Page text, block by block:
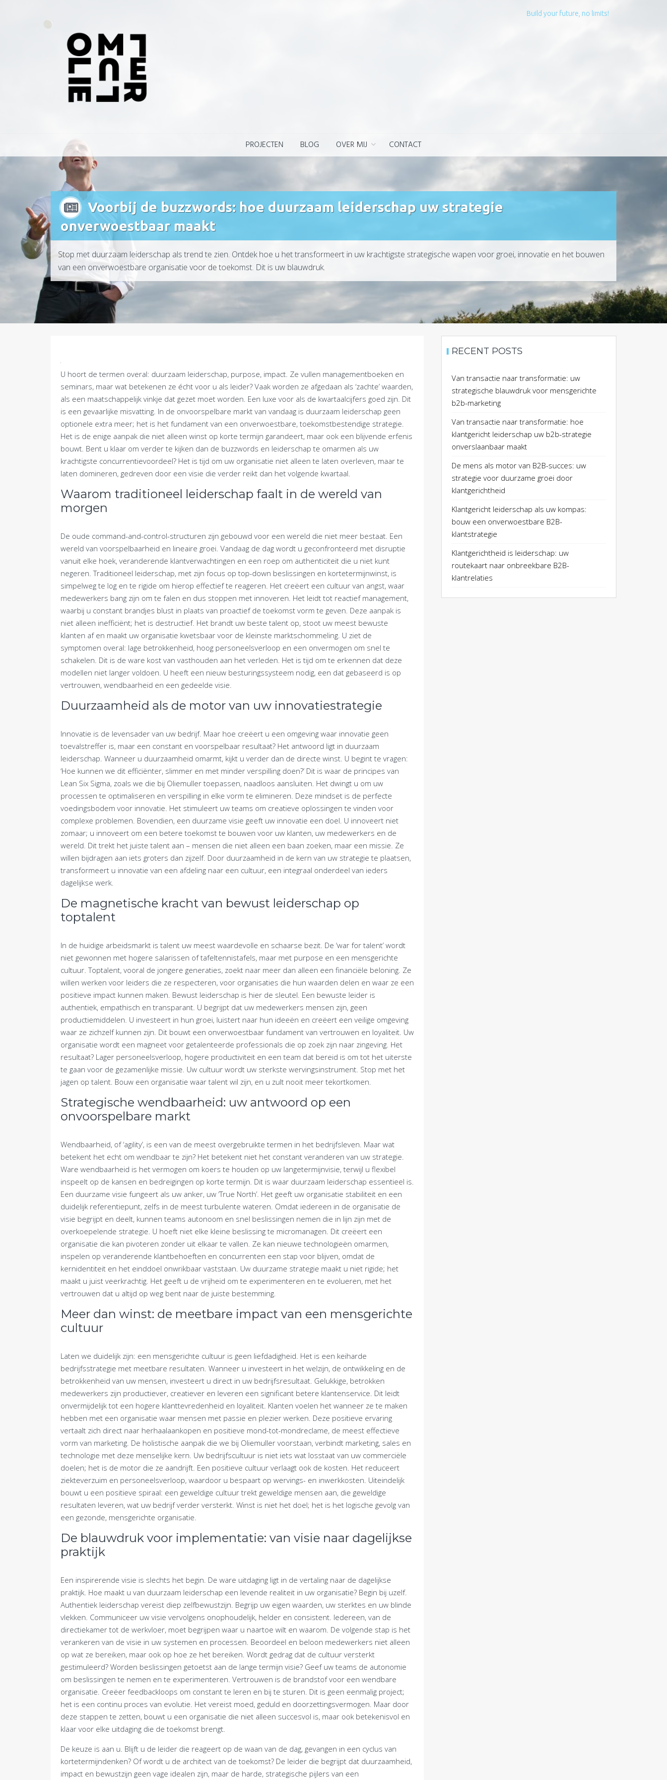
Build your future, no limits!
PROJECTEN BLOG OVER MIJ CONTACT
Voorbij de buzzwords: hoe duurzaam leiderschap uw strategie
onverwoestbaar maakt
Stop met duurzaam leiderschap als trend te zien. Ontdek hoe u het transformeert in uw krachtigste strategische wapen voor groei, innovatie en het bouwen
van een onverwoestbare organisatie voor de toekomst. Dit is uw blauwdruk.
U hoort de termen overal: duurzaam leiderschap, purpose, impact. Ze vullen managementboeken en
seminars, maar wat betekenen ze écht voor u als leider? Vaak worden ze afgedaan als ‘zachte’ waarden,
als een maatschappelijk vinkje dat gezet moet worden. Een luxe voor als de kwartaalcijfers goed zijn. Dit
is een gevaarlijke misvatting. In de onvoorspelbare markt van vandaag is duurzaam leiderschap geen
optionele extra meer; het is het fundament van een onverwoestbare, toekomstbestendige strategie.
Het is de enige aanpak die niet alleen winst op korte termijn garandeert, maar ook een blijvende erfenis
bouwt. Bent u klaar om verder te kijken dan de buzzwords en leiderschap te omarmen als uw
krachtigste concurrentievoordeel? Het is tijd om uw organisatie niet alleen te laten overleven, maar te
laten domineren, gedreven door een visie die verder reikt dan het volgende kwartaal.
Waarom traditioneel leiderschap faalt in de wereld van
morgen
De oude command-and-control-structuren zijn gebouwd voor een wereld die niet meer bestaat. Een
wereld van voorspelbaarheid en lineaire groei. Vandaag de dag wordt u geconfronteerd met disruptie
vanuit elke hoek, veranderende klantverwachtingen en een roep om authenticiteit die u niet kunt
negeren. Traditioneel leiderschap, met zijn focus op top-down beslissingen en kortetermijnwinst, is
simpelweg te log en te rigide om hierop effectief te reageren. Het creëert een cultuur van angst, waar
medewerkers bang zijn om te falen en dus stoppen met innoveren. Het leidt tot reactief management,
waarbij u constant brandjes blust in plaats van proactief de toekomst vorm te geven. Deze aanpak is
niet alleen inefficiënt; het is destructief. Het brandt uw beste talent op, stoot uw meest bewuste
klanten af en maakt uw organisatie kwetsbaar voor de kleinste marktschommeling. U ziet de
symptomen overal: lage betrokkenheid, hoog personeelsverloop en een onvermogen om snel te
schakelen. Dit is de ware kost van vasthouden aan het verleden. Het is tijd om te erkennen dat deze
modellen niet langer voldoen. U heeft een nieuw besturingssysteem nodig, een dat gebaseerd is op
vertrouwen, wendbaarheid en een gedeelde visie.
Duurzaamheid als de motor van uw innovatiestrategie
Innovatie is de levensader van uw bedrijf. Maar hoe creëert u een omgeving waar innovatie geen
toevalstreffer is, maar een constant en voorspelbaar resultaat? Het antwoord ligt in duurzaam
leiderschap. Wanneer u duurzaamheid omarmt, kijkt u verder dan de directe winst. U begint te vragen:
‘Hoe kunnen we dit efficiënter, slimmer en met minder verspilling doen?’ Dit is waar de principes van
Lean Six Sigma, zoals we die bij Oliemuller toepassen, naadloos aansluiten. Het dwingt u om uw
processen te optimaliseren en verspilling in elke vorm te elimineren. Deze mindset is de perfecte
voedingsbodem voor innovatie. Het stimuleert uw teams om creatieve oplossingen te vinden voor
complexe problemen. Bovendien, een duurzame visie geeft uw innovatie een doel. U innoveert niet
zomaar; u innoveert om een betere toekomst te bouwen voor uw klanten, uw medewerkers en de
wereld. Dit trekt het juiste talent aan – mensen die niet alleen een baan zoeken, maar een missie. Ze
willen bijdragen aan iets groters dan zijzelf. Door duurzaamheid in de kern van uw strategie te plaatsen,
transformeert u innovatie van een afdeling naar een cultuur, een integraal onderdeel van ieders
dagelijkse werk.
De magnetische kracht van bewust leiderschap op
toptalent
In de huidige arbeidsmarkt is talent uw meest waardevolle en schaarse bezit. De ‘war for talent’ wordt
niet gewonnen met hogere salarissen of tafeltennistafels, maar met purpose en een mensgerichte
cultuur. Toptalent, vooral de jongere generaties, zoekt naar meer dan alleen een financiële beloning. Ze
willen werken voor leiders die ze respecteren, voor organisaties die hun waarden delen en waar ze een
positieve impact kunnen maken. Bewust leiderschap is hier de sleutel. Een bewuste leider is
authentiek, empathisch en transparant. U begrijpt dat uw medewerkers mensen zijn, geen
productiemiddelen. U investeert in hun groei, luistert naar hun ideeën en creëert een veilige omgeving
waar ze zichzelf kunnen zijn. Dit bouwt een onverwoestbaar fundament van vertrouwen en loyaliteit. Uw
organisatie wordt een magneet voor getalenteerde professionals die op zoek zijn naar zingeving. Het
resultaat? Lager personeelsverloop, hogere productiviteit en een team dat bereid is om tot het uiterste
te gaan voor de gezamenlijke missie. Uw cultuur wordt uw sterkste wervingsinstrument. Stop met het
jagen op talent. Bouw een organisatie waar talent wil zijn, en u zult nooit meer tekortkomen.
Strategische wendbaarheid: uw antwoord op een
onvoorspelbare markt
Wendbaarheid, of ‘agility’, is een van de meest overgebruikte termen in het bedrijfsleven. Maar wat
betekent het echt om wendbaar te zijn? Het betekent niet het constant veranderen van uw strategie.
Ware wendbaarheid is het vermogen om koers te houden op uw langetermijnvisie, terwijl u flexibel
inspeelt op de kansen en bedreigingen op korte termijn. Dit is waar duurzaam leiderschap essentieel is.
Een duurzame visie fungeert als uw anker, uw ‘True North’. Het geeft uw organisatie stabiliteit en een
duidelijk referentiepunt, zelfs in de meest turbulente wateren. Omdat iedereen in de organisatie de
visie begrijpt en deelt, kunnen teams autonoom en snel beslissingen nemen die in lijn zijn met de
overkoepelende strategie. U hoeft niet elke kleine beslissing te micromanagen. Dit creëert een
organisatie die kan pivoteren zonder uit elkaar te vallen. Ze kan nieuwe technologieën omarmen,
inspelen op veranderende klantbehoeften en concurrenten een stap voor blijven, omdat de
kernidentiteit en het einddoel onwrikbaar vaststaan. Uw duurzame strategie maakt u niet rigide; het
maakt u juist veerkrachtig. Het geeft u de vrijheid om te experimenteren en te evolueren, met het
vertrouwen dat u altijd op weg bent naar de juiste bestemming.
Meer dan winst: de meetbare impact van een mensgerichte
cultuur
Laten we duidelijk zijn: een mensgerichte cultuur is geen liefdadigheid. Het is een keiharde
bedrijfsstrategie met meetbare resultaten. Wanneer u investeert in het welzijn, de ontwikkeling en de
betrokkenheid van uw mensen, investeert u direct in uw bedrijfsresultaat. Gelukkige, betrokken
medewerkers zijn productiever, creatiever en leveren een significant betere klantenservice. Dit leidt
onvermijdelijk tot een hogere klanttevredenheid en loyaliteit. Klanten voelen het wanneer ze te maken
hebben met een organisatie waar mensen met passie en plezier werken. Deze positieve ervaring
vertaalt zich direct naar herhaalaankopen en positieve mond-tot-mondreclame, de meest effectieve
vorm van marketing. De holistische aanpak die we bij Oliemuller voorstaan, verbindt marketing, sales en
technologie met deze menselijke kern. Uw bedrijfscultuur is niet iets wat losstaat van uw commerciële
doelen; het is de motor die ze aandrijft. Een positieve cultuur verlaagt ook de kosten. Het reduceert
ziekteverzuim en personeelsverloop, waardoor u bespaart op wervings- en inwerkkosten. Uiteindelijk
bouwt u een positieve spiraal: een geweldige cultuur trekt geweldige mensen aan, die geweldige
resultaten leveren, wat uw bedrijf verder versterkt. Winst is niet het doel; het is het logische gevolg van
een gezonde, mensgerichte organisatie.
De blauwdruk voor implementatie: van visie naar dagelijkse
praktijk
Een inspirerende visie is slechts het begin. De ware uitdaging ligt in de vertaling naar de dagelijkse
praktijk. Hoe maakt u van duurzaam leiderschap een levende realiteit in uw organisatie? Begin bij uzelf.
Authentiek leiderschap vereist diep zelfbewustzijn. Begrijp uw eigen waarden, uw sterktes en uw blinde
vlekken. Communiceer uw visie vervolgens onophoudelijk, helder en consistent. Iedereen, van de
directiekamer tot de werkvloer, moet begrijpen waar u naartoe wilt en waarom. De volgende stap is het
verankeren van de visie in uw systemen en processen. Beoordeel en beloon medewerkers niet alleen
op wat ze bereiken, maar ook op hoe ze het bereiken. Wordt gedrag dat de cultuur versterkt
gestimuleerd? Worden beslissingen getoetst aan de lange termijn visie? Geef uw teams de autonomie
om beslissingen te nemen en te experimenteren. Vertrouwen is de brandstof voor een wendbare
organisatie. Creëer feedbackloops om constant te leren en bij te sturen. Dit is geen eenmalig project;
het is een continu proces van evolutie. Het vereist moed, geduld en doorzettingsvermogen. Maar door
deze stappen te zetten, bouwt u een organisatie die niet alleen succesvol is, maar ook betekenisvol en
klaar voor elke uitdaging die de toekomst brengt.
De keuze is aan u. Blijft u de leider die reageert op de waan van de dag, gevangen in een cyclus van
kortetermijndenken? Of wordt u de architect van de toekomst? De leider die begrijpt dat duurzaamheid,
impact en bewustzijn geen vage idealen zijn, maar de harde, strategische pijlers van een
RECENT POSTS
Van transactie naar transformatie: uw
strategische blauwdruk voor mensgerichte
b2b-marketing
Van transactie naar transformatie: hoe
klantgericht leiderschap uw b2b-strategie
onverslaanbaar maakt
De mens als motor van B2B-succes: uw
strategie voor duurzame groei door
klantgerichtheid
Klantgericht leiderschap als uw kompas:
bouw een onverwoestbare B2B-
klantstrategie
Klantgerichtheid is leiderschap: uw
routekaart naar onbreekbare B2B-
klantrelaties